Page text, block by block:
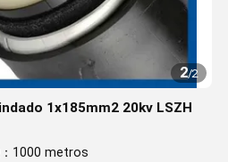
2/2
1x185mm2 20kv LSZH
：1000 metros